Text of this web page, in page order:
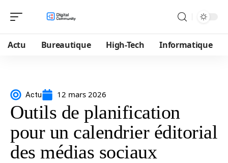
Actu Bureautique High-Tech Informatique
Actu 12 mars 2026
Outils de planification
pour un calendrier éditorial
des médias sociaux